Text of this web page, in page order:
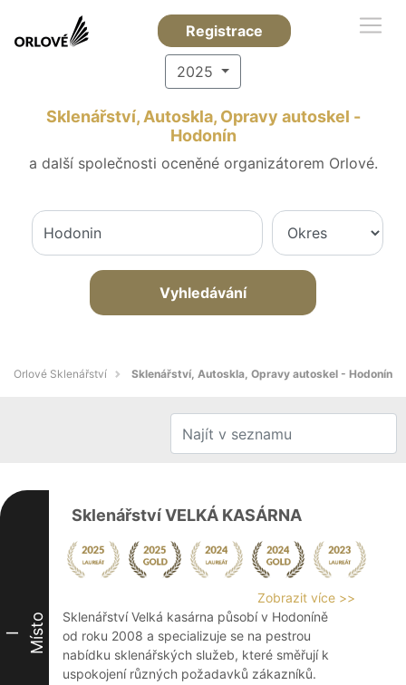
Registrace
2025
Sklenářství, Autoskla, Opravy autoskel -
Hodonín
a další společnosti oceněné organizátorem Orlové.
Vyhledávání
Orlové Sklenářství Sklenářství, Autoskla, Opravy autoskel - Hodonín
I Místo
Sklenářství VELKÁ KASÁRNA
Zobrazit více >>
Sklenářství Velká kasárna působí v Hodoníně
od roku 2008 a specializuje se na pestrou
nabídku sklenářských služeb, které směřují k
uspokojení různých požadavků zákazníků.